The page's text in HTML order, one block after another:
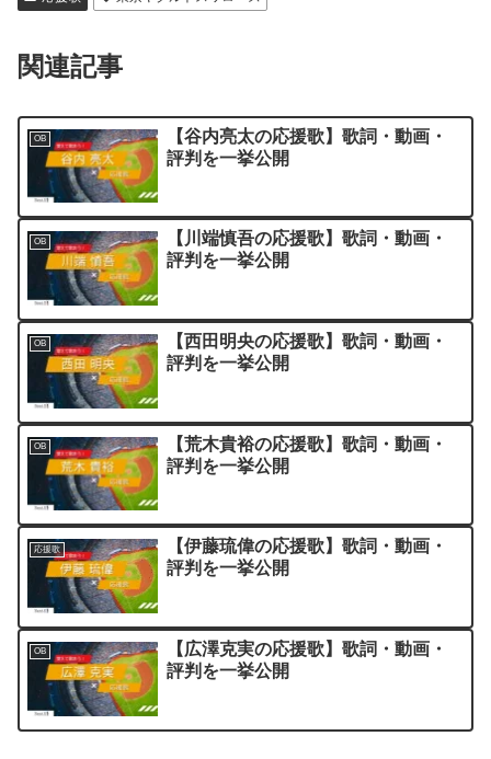
関連記事
OB
【谷内亮太の応援歌】歌詞・動画・
評判を一挙公開
OB
【川端慎吾の応援歌】歌詞・動画・
評判を一挙公開
OB
【西田明央の応援歌】歌詞・動画・
評判を一挙公開
OB
【荒木貴裕の応援歌】歌詞・動画・
評判を一挙公開
応援歌
【伊藤琉偉の応援歌】歌詞・動画・
評判を一挙公開
OB
【広澤克実の応援歌】歌詞・動画・
評判を一挙公開